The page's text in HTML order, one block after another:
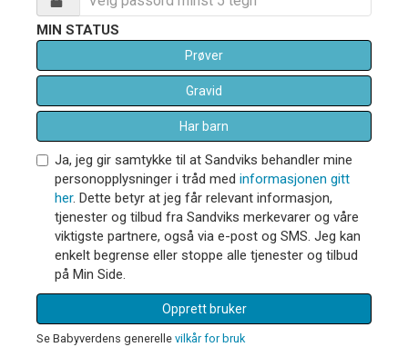
MIN STATUS
Prøver
Gravid
Har barn
Ja, jeg gir samtykke til at Sandviks behandler mine
personopplysninger i tråd med informasjonen gitt
her. Dette betyr at jeg får relevant informasjon,
tjenester og tilbud fra Sandviks merkevarer og våre
viktigste partnere, også via e-post og SMS. Jeg kan
enkelt begrense eller stoppe alle tjenester og tilbud
på Min Side.
Opprett bruker
Se Babyverdens generelle vilkår for bruk